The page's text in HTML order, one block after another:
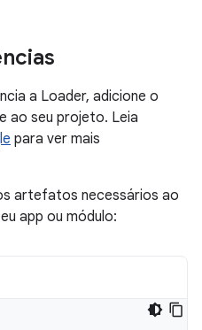
a Loader, adicione o
ao seu projeto. Leia
para ver mais
artefatos necessários ao
app ou módulo: